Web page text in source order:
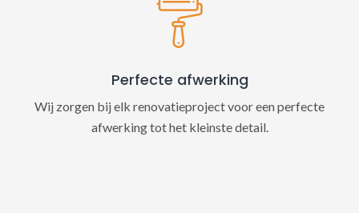
Perfecte afwerking
Wij zorgen bij elk renovatieproject voor een perfecte
afwerking tot het kleinste detail.